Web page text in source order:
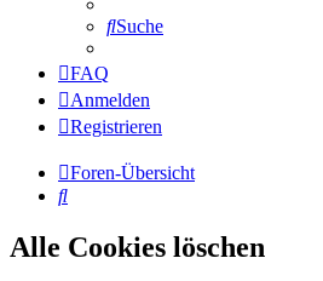
Suche
FAQ
Anmelden
Registrieren
Foren-Übersicht
Suche
Alle Cookies löschen